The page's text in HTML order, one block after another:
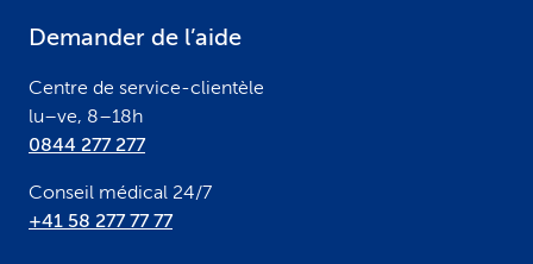
Demander de l’aide
Centre de service-clientèle
lu–ve, 8–18h
0844 277 277
Conseil médical 24/7
+41 58 277 77 77